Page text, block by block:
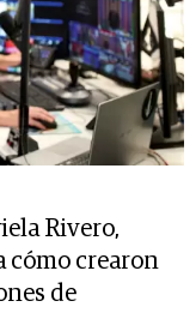
Rivero,
cómo crearon
de